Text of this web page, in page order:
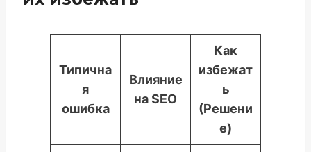
Типична
я
ошибка
Влияние
на SEO
Как
избежат
ь
(Решени
е)